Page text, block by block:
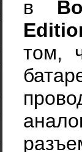
в
том,